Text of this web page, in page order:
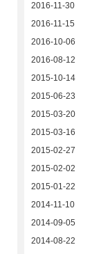
2016-11-30
2016-11-15
2016-10-06
2016-08-12
2015-10-14
2015-06-23
2015-03-20
2015-03-16
2015-02-27
2015-02-02
2015-01-22
2014-11-10
2014-09-05
2014-08-22